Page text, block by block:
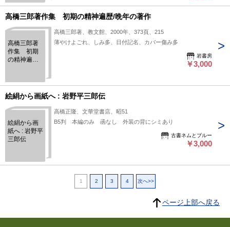
高橋三郎著作集 初期の精神遍歴/晩年の著作
高橋三郎著
作集 初期
の精神遍歴/
高橋三郎著、教文館、2000年、373頁、215
薄やけよごれ、しみ多、日付記名、カバー傷み多
岩書房
￥3,000
絵絹から画紙へ : 岩野平三郎伝
絵絹から画
紙へ : 岩野平
三郎伝
高橋正隆、文華堂書店、昭51
B5判 本編のみ 函なし 外装の背にシミあり
古書ネムとブルー
￥3,000
1 2 3 4 次へ>>
ページ上部へ戻る